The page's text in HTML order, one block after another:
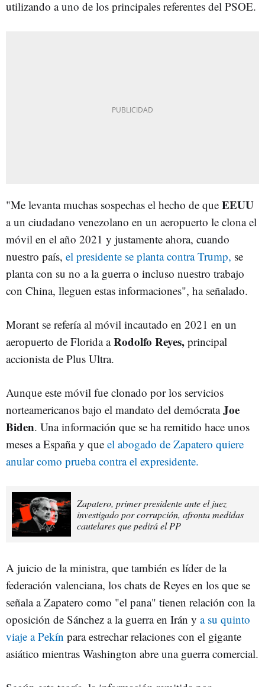
utilizando a uno de los principales referentes del PSOE.
"Me levanta muchas sospechas el hecho de que EEUU
a un ciudadano venezolano en un aeropuerto le clona el
móvil en el año 2021 y justamente ahora, cuando
nuestro país, el presidente se planta contra Trump, se
planta con su no a la guerra o incluso nuestro trabajo
con China, lleguen estas informaciones", ha señalado.
Morant se refería al móvil incautado en 2021 en un
aeropuerto de Florida aRodolfo Reyes, principal
accionista de Plus Ultra.
Aunque este móvil fue clonado por los servicios
norteamericanos bajo el mandato del demócrataJoe
Biden. Una información que se ha remitido hace unos
meses a España y que el abogado de Zapatero quiere
anular como prueba contra el expresidente.
Zapatero, primer presidente ante el juez
investigado por corrupción, afronta medidas
cautelares que pedirá el PP
A juicio de la ministra, que también es líder de la
federación valenciana, los chats de Reyes en los que se
señala a Zapatero como "el pana" tienen relación con la
oposición de Sánchez a la guerra en Irán y a su quinto
viaje a Pekín para estrechar relaciones con el gigante
asiático mientras Washington abre una guerra comercial.